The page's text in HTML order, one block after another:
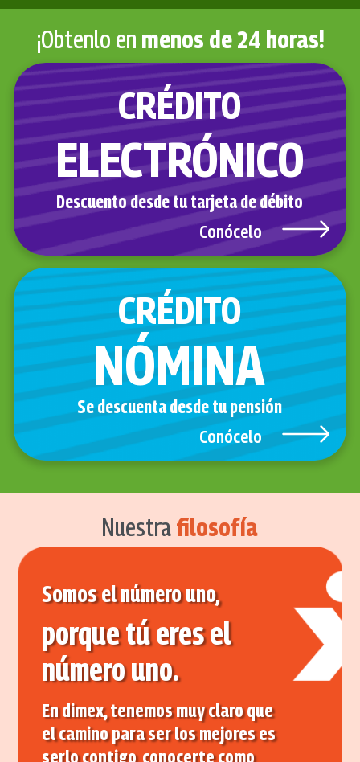
¡Obtenlo en menos de 24 horas!
CRÉDITO
ELECTRÓNICO
Descuento desde tu tarjeta de débito
Conócelo
CRÉDITO
NÓMINA
Se descuenta desde tu pensión
Conócelo
Nuestrafilosofía
Somos el número uno,
porque tú eres el
número uno.
En dimex, tenemos muy claro que
el camino para ser los mejores es
serlo contigo, conocerte como